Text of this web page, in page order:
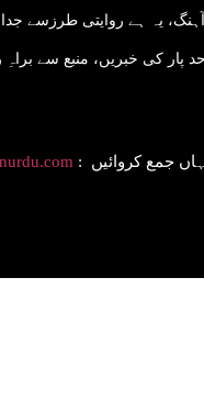
یہ ہے روایتی طرزسے
پار کی خبریں، منبع سے
یہاں جمع کروائیں